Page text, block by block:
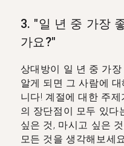
3. "일 년 중 가장
가요?"
상대방이 일 년 중 가
알게 되면 그 사람에
니다! 계절에 대한 주
의 장단점이 모두 있다
싶은 것, 마시고 싶은
모든 것을 생각해보세